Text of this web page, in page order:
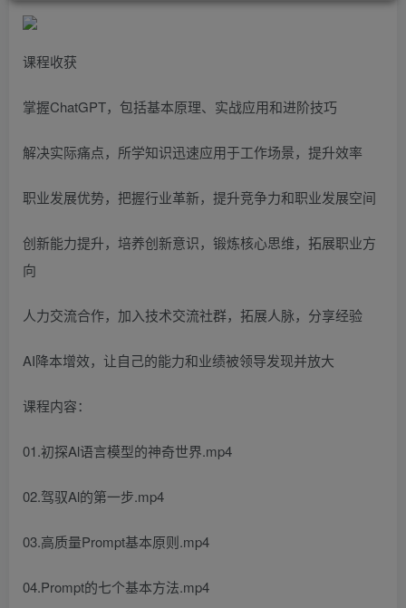
课程收获
掌握ChatGPT，包括基本原理、实战应用和进阶技巧
解决实际痛点，所学知识迅速应用于工作场景，提升效率
职业发展优势，把握行业革新，提升竞争力和职业发展空间
创新能力提升，培养创新意识，锻炼核心思维，拓展职业方
向
人力交流合作，加入技术交流社群，拓展人脉，分享经验
AI降本增效，让自己的能力和业绩被领导发现并放大
课程内容：
01.初探Al语言模型的神奇世界.mp4
02.驾驭Al的第一步.mp4
03.高质量Prompt基本原则.mp4
04.Prompt的七个基本方法.mp4